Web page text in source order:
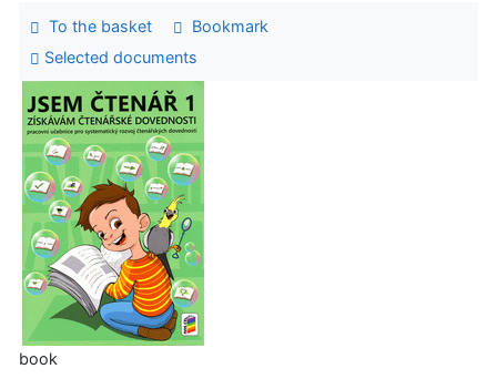
To the basket
Bookmark
Selected documents
book